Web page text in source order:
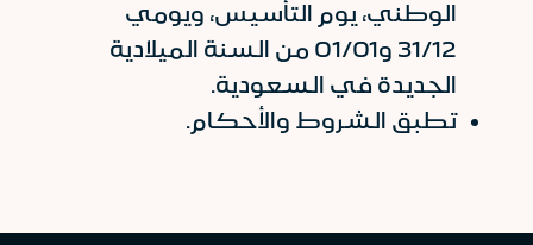
الوطني، يوم التأسيس، ويومي
31/12 و01/01 من السنة الميلادية
الجديدة في السعودية.
تطبق الشروط والأحكام.